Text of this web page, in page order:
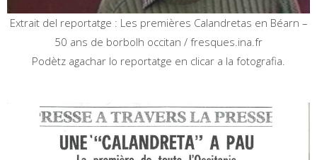
Extrait del reportatge : Les premières Calandretas en Béarn –
50 ans de borbolh occitan / fresques.ina.fr
Podètz agachar lo reportatge en clicar a la fotografia.